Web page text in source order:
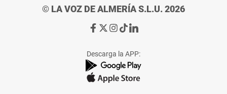
© LA VOZ DE ALMERÍA S.L.U. 2026
Ir
de
La
Voz
Ir
de
La
Voz
Ir
de
La
Voz
Ir
de
La
Voz
Ir
de
La
Voz
Descarga la APP: